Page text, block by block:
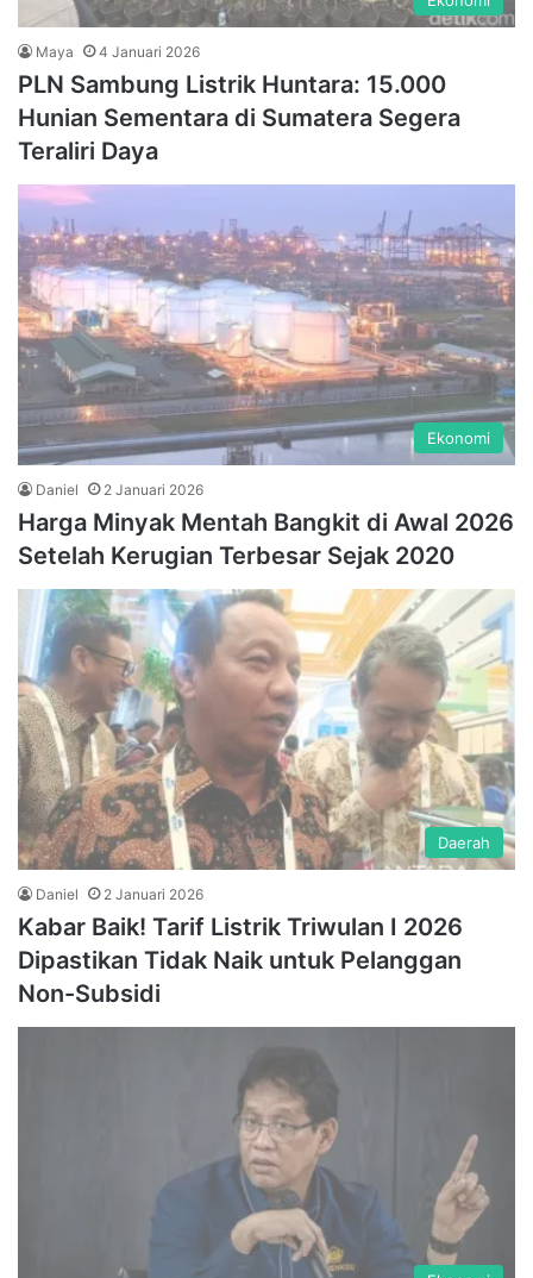
Maya 4 Januari 2026
PLN Sambung Listrik Huntara: 15.000
Hunian Sementara di Sumatera Segera
Teraliri Daya
Ekonomi
Daniel 2 Januari 2026
Harga Minyak Mentah Bangkit di Awal 2026
Setelah Kerugian Terbesar Sejak 2020
Daerah
Daniel 2 Januari 2026
Kabar Baik! Tarif Listrik Triwulan I 2026
Dipastikan Tidak Naik untuk Pelanggan
Non-Subsidi